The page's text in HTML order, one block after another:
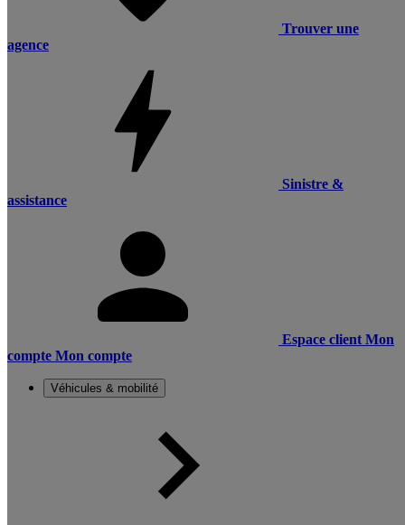
Trouver une
agence
Sinistre &
assistance
Espace client Mon
compte Mon compte
Véhicules & mobilité